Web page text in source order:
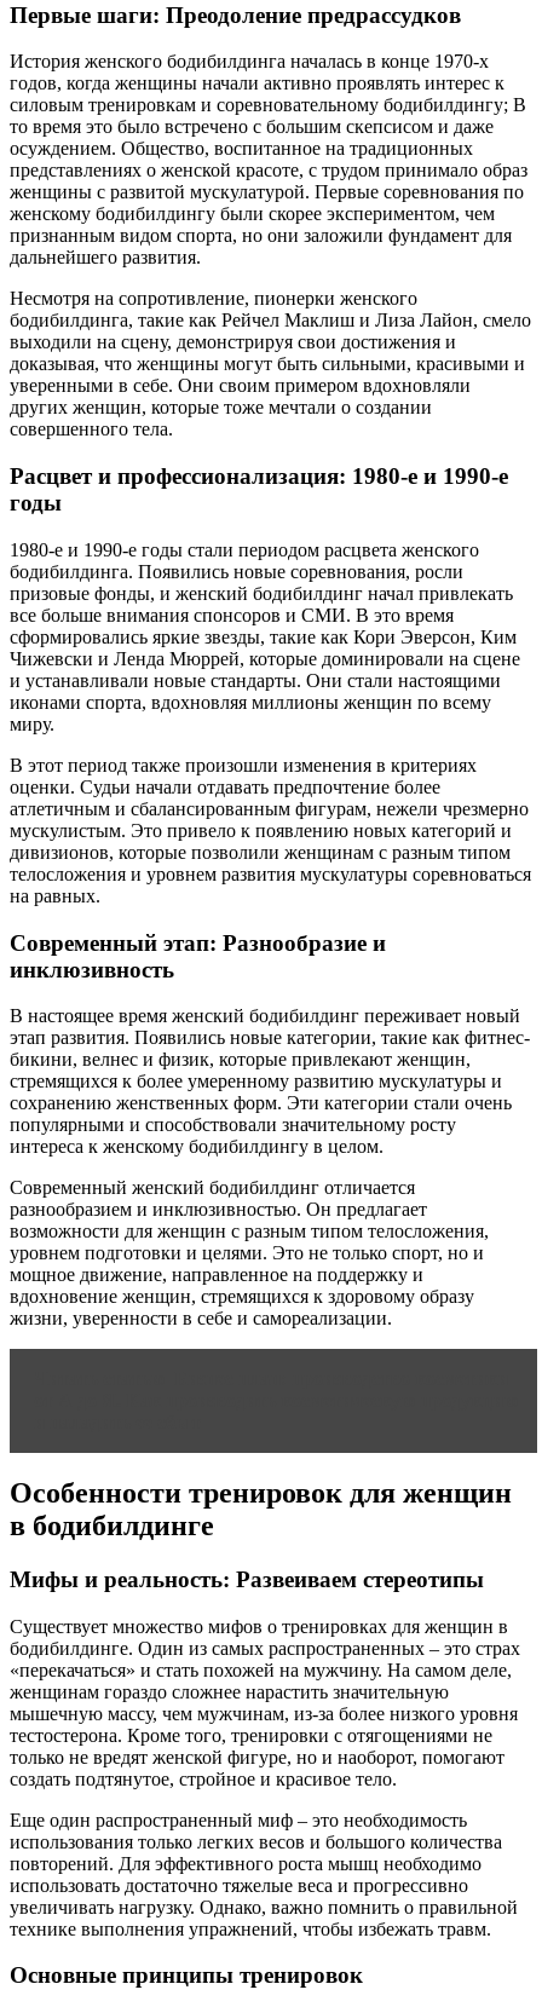
Первые шаги: Преодоление предрассудков
История женского бодибилдинга началась в конце 1970-х
годов, когда женщины начали активно проявлять интерес к
силовым тренировкам и соревновательному бодибилдингу; В
то время это было встречено с большим скепсисом и даже
осуждением. Общество, воспитанное на традиционных
представлениях о женской красоте, с трудом принимало образ
женщины с развитой мускулатурой. Первые соревнования по
женскому бодибилдингу были скорее экспериментом, чем
признанным видом спорта, но они заложили фундамент для
дальнейшего развития.
Несмотря на сопротивление, пионерки женского
бодибилдинга, такие как Рейчел Маклиш и Лиза Лайон, смело
выходили на сцену, демонстрируя свои достижения и
доказывая, что женщины могут быть сильными, красивыми и
уверенными в себе. Они своим примером вдохновляли
других женщин, которые тоже мечтали о создании
совершенного тела.
Расцвет и профессионализация: 1980-е и 1990-е
годы
1980-е и 1990-е годы стали периодом расцвета женского
бодибилдинга. Появились новые соревнования, росли
призовые фонды, и женский бодибилдинг начал привлекать
все больше внимания спонсоров и СМИ. В это время
сформировались яркие звезды, такие как Кори Эверсон, Ким
Чижевски и Ленда Мюррей, которые доминировали на сцене
и устанавливали новые стандарты. Они стали настоящими
иконами спорта, вдохновляя миллионы женщин по всему
миру.
В этот период также произошли изменения в критериях
оценки. Судьи начали отдавать предпочтение более
атлетичным и сбалансированным фигурам, нежели чрезмерно
мускулистым. Это привело к появлению новых категорий и
дивизионов, которые позволили женщинам с разным типом
телосложения и уровнем развития мускулатуры соревноваться
на равных.
Современный этап: Разнообразие и
инклюзивность
В настоящее время женский бодибилдинг переживает новый
этап развития. Появились новые категории, такие как фитнес-
бикини, велнес и физик, которые привлекают женщин,
стремящихся к более умеренному развитию мускулатуры и
сохранению женственных форм. Эти категории стали очень
популярными и способствовали значительному росту
интереса к женскому бодибилдингу в целом.
Современный женский бодибилдинг отличается
разнообразием и инклюзивностью. Он предлагает
возможности для женщин с разным типом телосложения,
уровнем подготовки и целями. Это не только спорт, но и
мощное движение, направленное на поддержку и
вдохновение женщин, стремящихся к здоровому образу
жизни, уверенности в себе и самореализации.
Особенности тренировок для женщин
в бодибилдинге
Мифы и реальность: Развеиваем стереотипы
Существует множество мифов о тренировках для женщин в
бодибилдинге. Один из самых распространенных – это страх
«перекачаться» и стать похожей на мужчину. На самом деле,
женщинам гораздо сложнее нарастить значительную
мышечную массу, чем мужчинам, из-за более низкого уровня
тестостерона. Кроме того, тренировки с отягощениями не
только не вредят женской фигуре, но и наоборот, помогают
создать подтянутое, стройное и красивое тело.
Еще один распространенный миф – это необходимость
использования только легких весов и большого количества
повторений. Для эффективного роста мышц необходимо
использовать достаточно тяжелые веса и прогрессивно
увеличивать нагрузку. Однако, важно помнить о правильной
технике выполнения упражнений, чтобы избежать травм.
Основные принципы тренировок